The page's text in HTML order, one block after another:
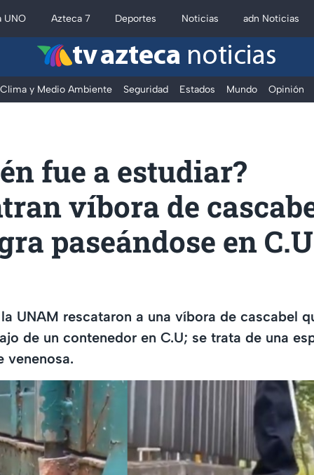
UNO Azteca 7 Deportes Noticias adn Noticias
tv azteca noticias
Clima y Medio Ambiente Seguridad Estados Mundo Opinión
fue a estudiar?
víbora de
paseándose en
UNAM rescataron a una víbora de cascabel
de un contenedor en C.U; se trata de una
venenosa.